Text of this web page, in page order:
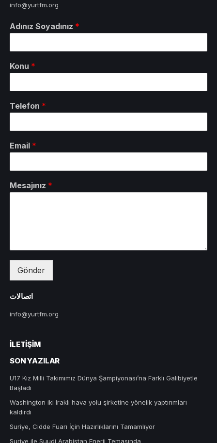
info@yurtfm.org
Adınız Soyadınız *
Konu *
Telefon *
Email *
Mesajınız *
Gönder
اتصالات
info@yurtfm.org
İLETIŞIM
SON YAZILAR
U17 Kız Milli Takımımız Dünya Şampiyonası’na Farklı Galibiyetle
Başladı
Washington iki Iraklı hava yolu şirketine yönelik yaptırımları
kaldırdı
Suriye, Cidde Fuarı İçin Hazırlıklarını Tamamlıyor
Suriye ile Suudi Arabistan Enerji Temasında